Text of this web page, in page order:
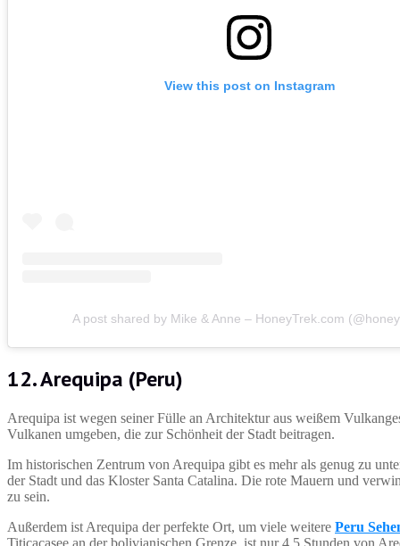
View this post on Instagram
A post shared by Mike & Anne – HoneyTrek.com
12. Arequipa (Peru)
Arequipa ist wegen seiner Fülle an Architektur aus weißem
Vulkanen umgeben, die zur Schönheit der Stadt beitragen.
Im historischen Zentrum von Arequipa gibt es mehr als genug zu
der Stadt und das Kloster Santa Catalina. Die rote Mauern und
zu sein.
Außerdem ist Arequipa der perfekte Ort, um viele weitere Peru
Titicacasee an der bolivianischen Grenze, ist nur 4,5 Stunden von